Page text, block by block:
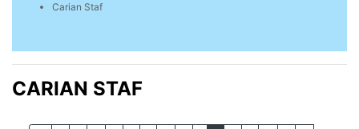
Carian Staf
CARIAN STAF